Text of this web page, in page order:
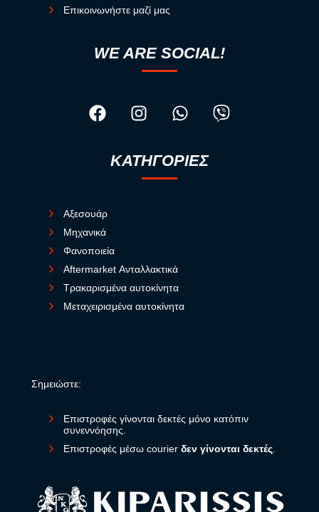
Επικοινωνήστε μαζί μας
WE ARE SOCIAL!
ΚΑΤΗΓΟΡΙΕΣ
Αξεσουάρ
Μηχανικά
Φανοποιεία
Aftermarket Ανταλλακτικά
Τρακαρισμένα αυτοκίνητα
Μεταχειρισμένα αυτοκίνητα
Σημειώστε:
Επιστροφές γίνονται δεκτές μόνο κατόπιν
συνεννόησης.
Επιστροφές μέσω courier δεν γίνονται δεκτές